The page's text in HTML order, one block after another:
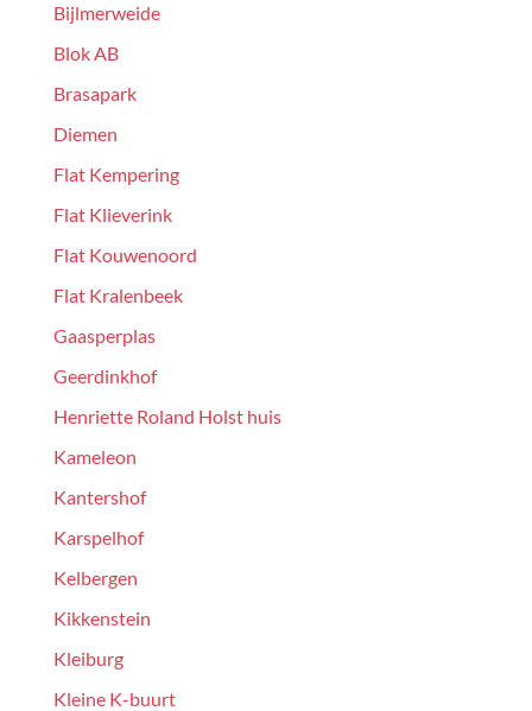
Bijlmerweide
Blok AB
Brasapark
Diemen
Flat Kempering
Flat Klieverink
Flat Kouwenoord
Flat Kralenbeek
Gaasperplas
Geerdinkhof
Henriette Roland Holst huis
Kameleon
Kantershof
Karspelhof
Kelbergen
Kikkenstein
Kleiburg
Kleine K-buurt